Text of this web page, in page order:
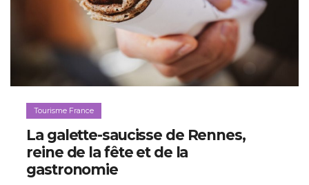
Tourisme France
La galette-saucisse de Rennes,
reine de la fête et de la
gastronomie